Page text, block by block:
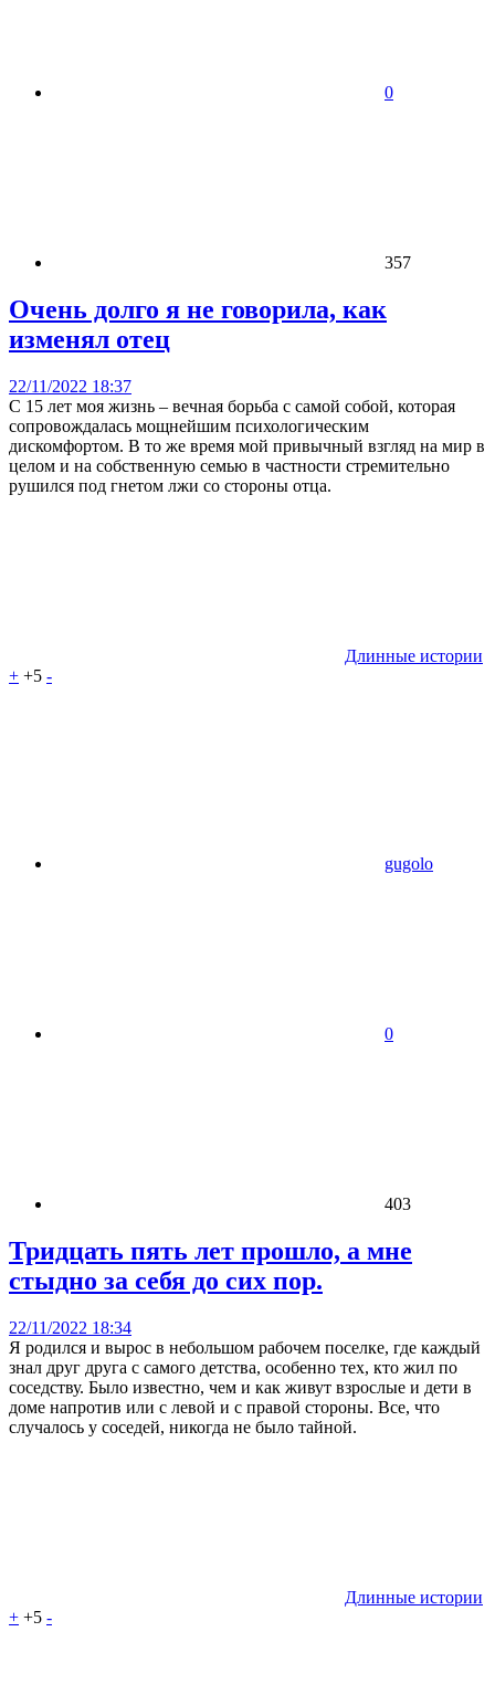
0
357
Очень долго я не говорила, как
изменял отец
22/11/2022 18:37
С 15 лет моя жизнь – вечная борьба с самой собой, которая
сопровождалась мощнейшим психологическим
дискомфортом. В то же время мой привычный взгляд на мир в
целом и на собственную семью в частности стремительно
рушился под гнетом лжи со стороны отца.
Длинные истории
+ +5 -
gugolo
0
403
Тридцать пять лет прошло, а мне
стыдно за себя до сих пор.
22/11/2022 18:34
Я родился и вырос в небольшом рабочем поселке, где каждый
знал друг друга с самого детства, особенно тех, кто жил по
соседству. Было известно, чем и как живут взрослые и дети в
доме напротив или с левой и с правой стороны. Все, что
случалось у соседей, никогда не было тайной.
Длинные истории
+ +5 -